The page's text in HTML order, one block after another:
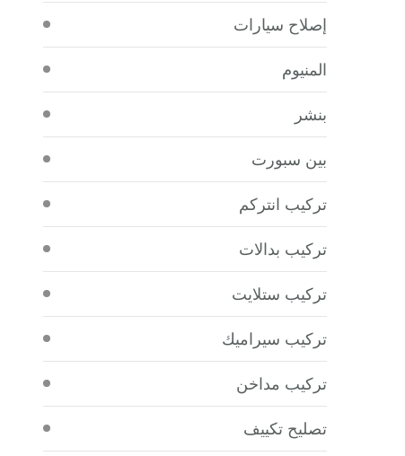
إصلاح سيارات
المنيوم
بنشر
بين سبورت
تركيب انتركم
تركيب بدالات
تركيب ستلايت
تركيب سيراميك
تركيب مداخن
تصليح تكييف